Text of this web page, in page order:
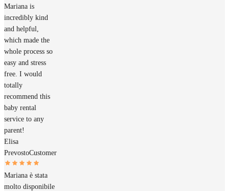
Mariana is
incredibly kind
and helpful,
which made the
whole process so
easy and stress
free. I would
totally
recommend this
baby rental
service to any
parent!
Elisa
PrevostoCustomer
Mariana è stata
molto disponibile